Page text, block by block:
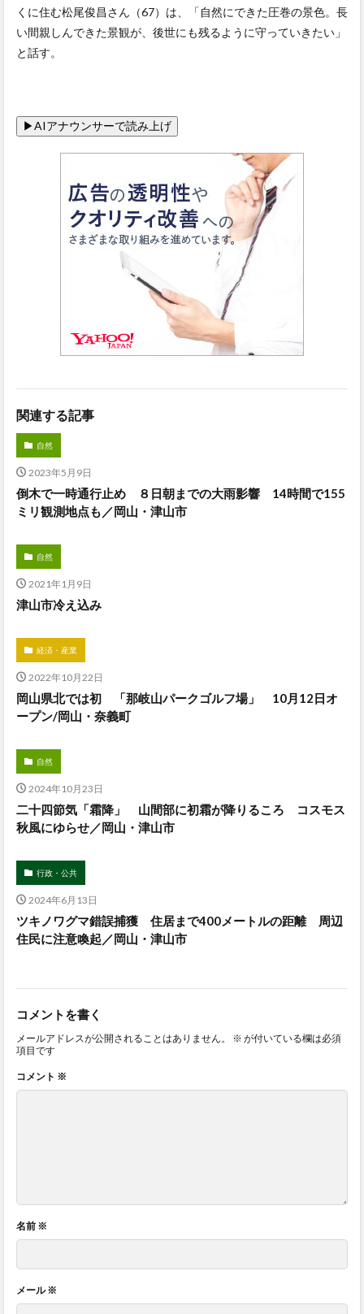
くに住む松尾俊昌さん（67）は、「自然にできた圧巻の景色。長
い間親しんできた景観が、後世にも残るように守っていきたい」
と話す。
関連する記事
自然
2023年5月9日
倒木で一時通行止め ８日朝までの大雨影響 14時間で155
ミリ観測地点も／岡山・津山市
自然
2021年1月9日
津山市冷え込み
経済・産業
2022年10月22日
岡山県北では初 「那岐山パークゴルフ場」 10月12日オ
ープン/岡山・奈義町
自然
2024年10月23日
二十四節気「霜降」 山間部に初霜が降りるころ コスモス
秋風にゆらせ／岡山・津山市
行政・公共
2024年6月13日
ツキノワグマ錯誤捕獲 住居まで400メートルの距離 周辺
住民に注意喚起／岡山・津山市
コメントを書く
メールアドレスが公開されることはありません。 ※ が付いている欄は必須
項目です
コメント ※
名前 ※
メール※